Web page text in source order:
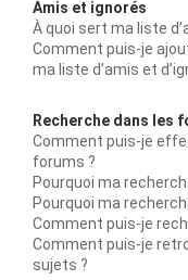
Amis et ignorés
À quoi sert ma liste
Comment puis-je
ma liste d’amis et
Recherche dans les
Comment puis-je
forums ?
Pourquoi ma
Pourquoi ma
Comment puis-je
Comment puis-je
sujets ?